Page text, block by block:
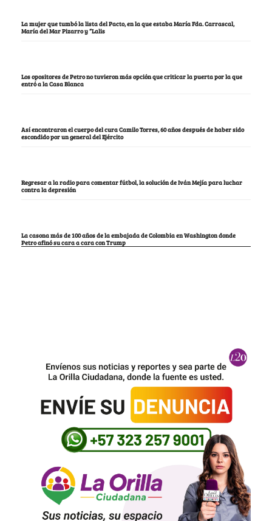
La mujer que tumbó la lista del Pacto, en la que estaba María Fda. Carrascal,
María del Mar Pizarro y “Lalis
Los opositores de Petro no tuvieron más opción que criticar la puerta por la que
entró a la Casa Blanca
Así encontraron el cuerpo del cura Camilo Torres, 60 años después de haber sido
escondido por un general del Ejército
Regresar a la radio para comentar fútbol, la solución de Iván Mejía para luchar
contra la depresión
La casona más de 100 años de la embajada de Colombia en Washington donde
Petro afinó su cara a cara con Trump